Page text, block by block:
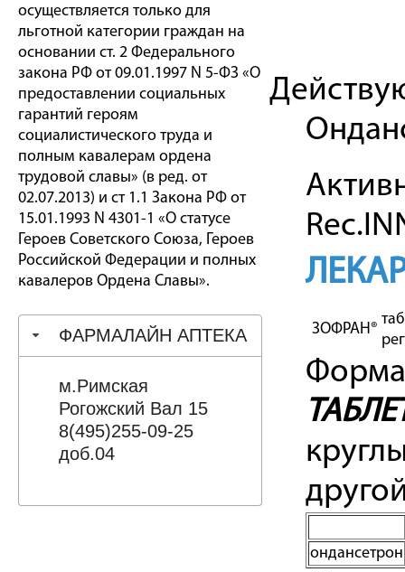
осуществляется только для
льготной категории граждан на
основании ст. 2 Федерального
закона РФ от 09.01.1997 N 5-ФЗ «О
предоставлении социальных
гарантий героям
социалистического труда и
полным кавалерам ордена
трудовой славы» (в ред. от
02.07.2013) и ст 1.1 Закона РФ от
15.01.1993 N 4301-1 «О статусе
Героев Советского Союза, Героев
Российской Федерации и полных
кавалеров Ордена Славы».
ФАРМАЛАЙН АПТЕКА
м.Римская
Рогожский Вал 15
8(495)255-09-25
доб.04
ЗОФРАН®
Форма
ондансетрон